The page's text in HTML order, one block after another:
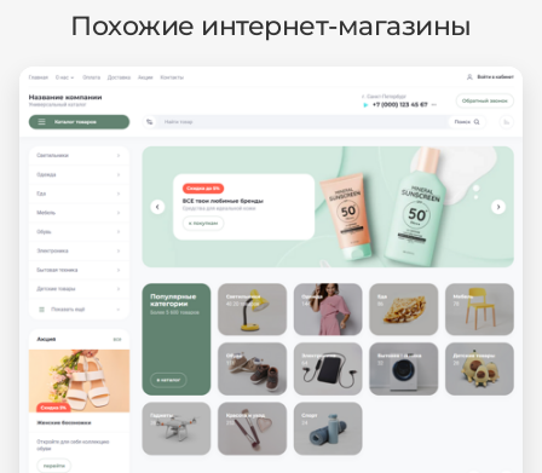
Похожие интернет-магазины